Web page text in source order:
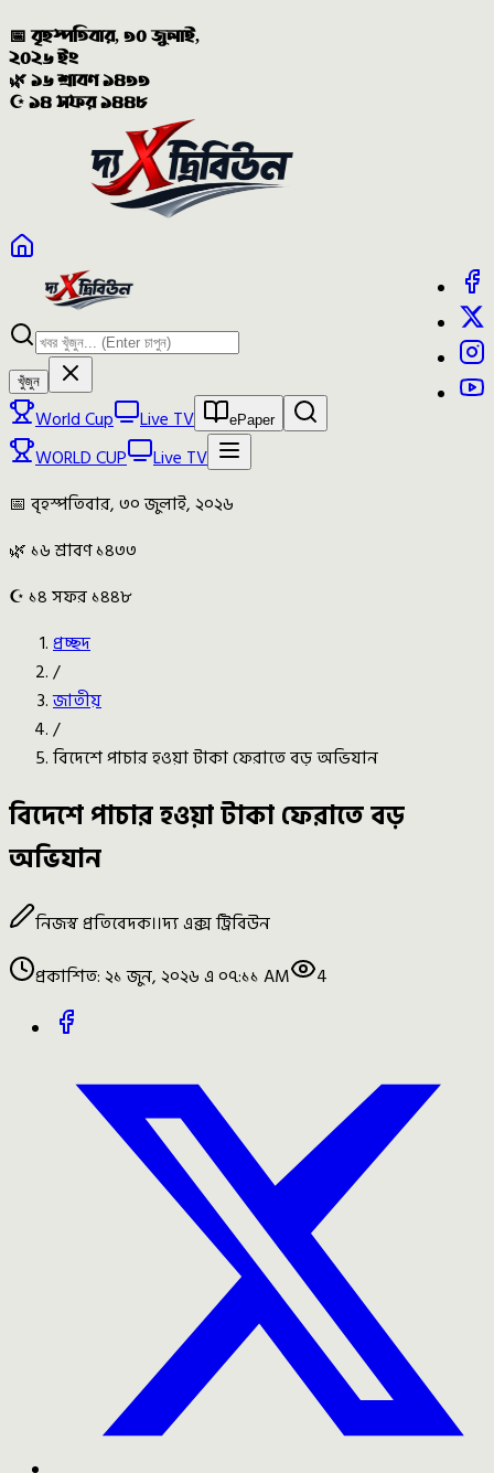
📅 বৃহস্পতিবার, ৩০ জুলাই,
২০২৬ ইং
🌿 ১৬ শ্রাবণ ১৪৩৩
☪️ ১৪ সফর ১৪৪৮
খুঁজুন
World Cup Live TV ePaper
WORLD CUP
Live TV
📅 বৃহস্পতিবার, ৩০ জুলাই, ২০২৬
🌿 ১৬ শ্রাবণ ১৪৩৩
☪️ ১৪ সফর ১৪৪৮
প্রচ্ছদ
/
জাতীয়
/
বিদেশে পাচার হওয়া টাকা ফেরাতে বড় অভিযান
বিদেশে পাচার হওয়া টাকা ফেরাতে বড়
অভিযান
নিজস্ব প্রতিবেদক।।দ্য এক্স ট্রিবিউন
প্রকাশিত:২১ জুন, ২০২৬ এ ০৭:১১ AM 4